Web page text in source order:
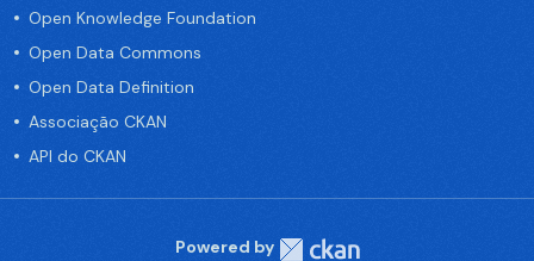
Open Knowledge Foundation
Open Data Commons
Open Data Definition
Associação CKAN
API do CKAN
Powered by